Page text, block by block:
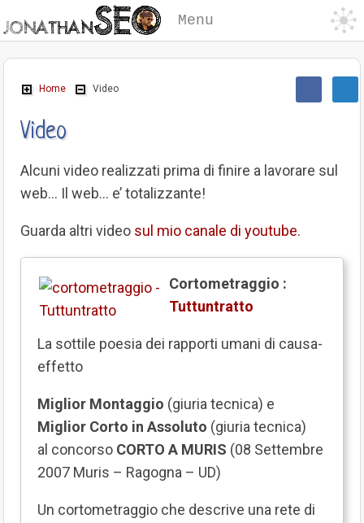
Menu
Home Video
Video
Alcuni video realizzati prima di finire a lavorare sul
web… Il web… e’ totalizzante!
Guarda altri video sul mio canale di youtube.
Cortometraggio :
Tuttuntratto
La sottile poesia dei rapporti umani di causa-
effetto
Miglior Montaggio (giuria tecnica) e
Miglior Corto in Assoluto (giuria tecnica)
al concorso CORTO A MURIS (08 Settembre
2007 Muris – Ragogna – UD)
Un cortometraggio che descrive una rete di